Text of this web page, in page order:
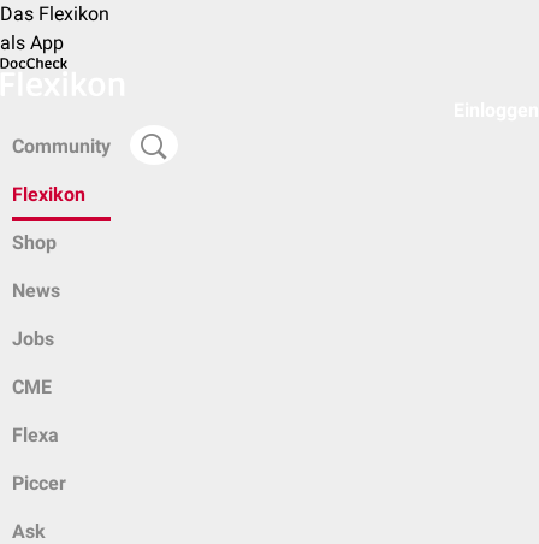
Das Flexikon
als App
Community
Flexikon
Shop
News
Jobs
CME
Flexa
Piccer
Ask